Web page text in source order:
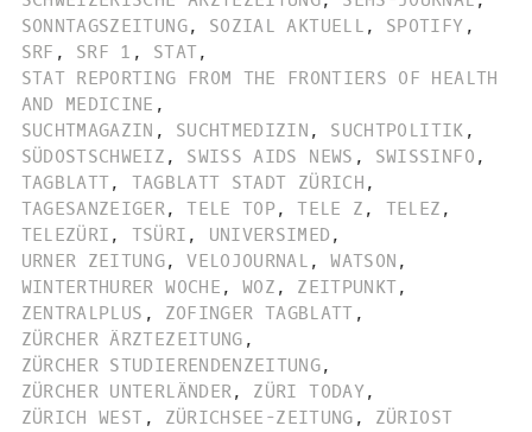
SONNTAGSZEITUNG, SOZIAL AKTUELL , SPOTIFY ,
SRF , SRF 1 , STAT,
STAT REPORTING FROM THE FRONTIERS OF HEALTH
AND MEDICINE ,
SUCHTMAGAZIN , SUCHTMEDIZIN , SUCHTPOLITIK ,
SÜDOSTSCHWEIZ , SWISS AIDS NEWS , SWISSINFO ,
TAGBLATT, TAGBLATT STADT ZÜRICH ,
TAGESANZEIGER, TELE TOP, TELE Z , TELEZ ,
TELEZÜRI , TSÜRI , UNIVERSIMED ,
URNER ZEITUNG, VELOJOURNAL , WATSON ,
WINTERTHURER WOCHE , WOZ , ZEITPUNKT,
ZENTRALPLUS , ZOFINGER TAGBLATT ,
ZÜRCHER ÄRZTEZEITUNG ,
ZÜRCHER STUDIERENDENZEITUNG,
ZÜRCHER UNTERLÄNDER, ZÜRI TODAY,
ZÜRICH WEST , ZÜRICHSEE-ZEITUNG , ZÜRIOST